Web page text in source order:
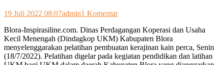
19 Juli 2022 08:07admin1 Komentarpada
UKM
Blora
Selenggarakan
Pelatihan
Blora-Inspirasiline.com. Dinas Perdagangan Koperasi dan Usaha
Kecil Menengah (Dindagkop UKM) Kabupaten Blora
menyelenggarakan pelatihan pembuatan kerajinan kain perca, Senin
(18/7/2022). Pelatihan digelar pada kegiatan pendidikan dan latihan